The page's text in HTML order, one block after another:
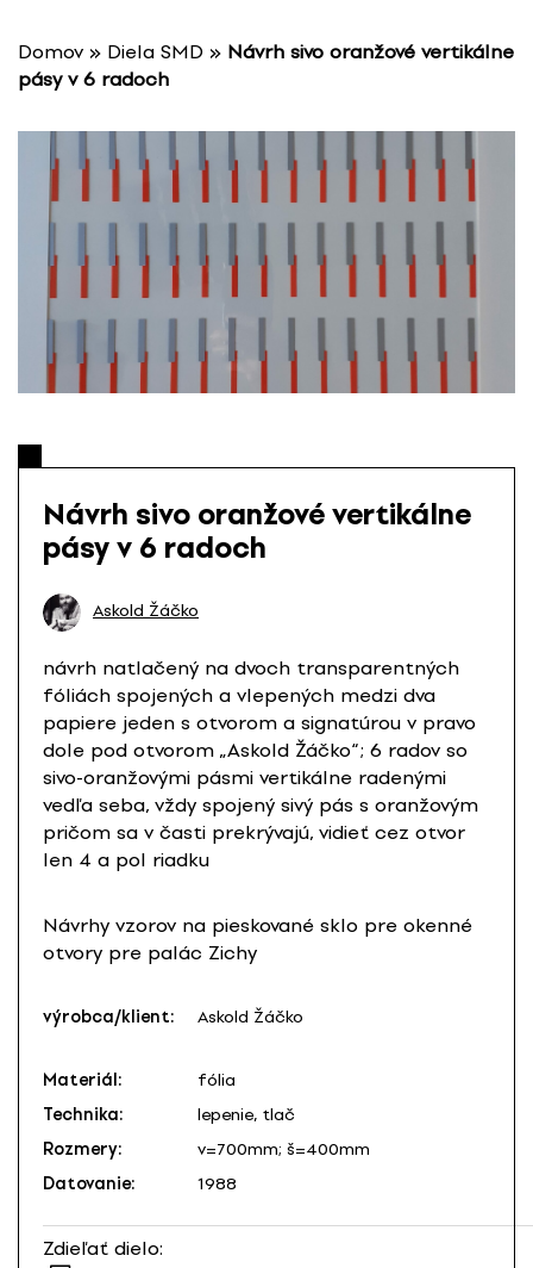
Domov » Diela SMD » Návrh sivo oranžové vertikálne
pásy v 6 radoch
Návrh sivo oranžové vertikálne
pásy v 6 radoch
Askold Žáčko
návrh natlačený na dvoch transparentných
fóliách spojených a vlepených medzi dva
papiere jeden s otvorom a signatúrou v pravo
dole pod otvorom „Askold Žáčko“; 6 radov so
sivo-oranžovými pásmi vertikálne radenými
vedľa seba, vždy spojený sivý pás s oranžovým
pričom sa v časti prekrývajú, vidieť cez otvor
len 4 a pol riadku
Návrhy vzorov na pieskované sklo pre okenné
otvory pre palác Zichy
výrobca/klient: Askold Žáčko
Materiál:
fólia
Technika:
lepenie, tlač
Rozmery:
v=700mm; š=400mm
Datovanie:
1988
Zdieľať dielo: